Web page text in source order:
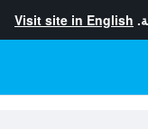
Visit site in English